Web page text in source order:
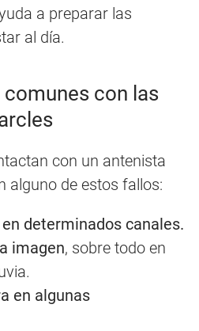
a preparar las
al día.
con las
con un antenista
alguno de estos fallos:
determinados canales.
imagen, sobre todo en
en algunas